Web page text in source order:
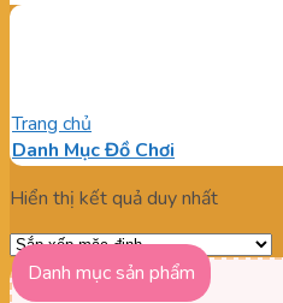
Trang chủ
Danh Mục Đồ Chơi
Hiển thị kết quả duy nhất
Danh mục sản phẩm